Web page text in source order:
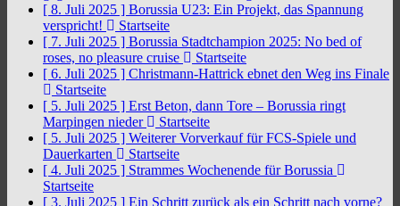
[ 8. Juli 2025 ] Borussia U23: Ein Projekt, das Spannung
verspricht!
Startseite
[ 7. Juli 2025 ] Borussia Stadtchampion 2025: No bed of
roses, no pleasure cruise
Startseite
[ 6. Juli 2025 ] Christmann-Hattrick ebnet den Weg ins Finale
Startseite
[ 5. Juli 2025 ] Erst Beton, dann Tore – Borussia ringt
Marpingen nieder
Startseite
[ 5. Juli 2025 ] Weiterer Vorverkauf für FCS-Spiele und
Dauerkarten
Startseite
[ 4. Juli 2025 ] Strammes Wochenende für Borussia
Startseite
[ 3. Juli 2025 ] Ein Schritt zurück als ein Schritt nach vorne?